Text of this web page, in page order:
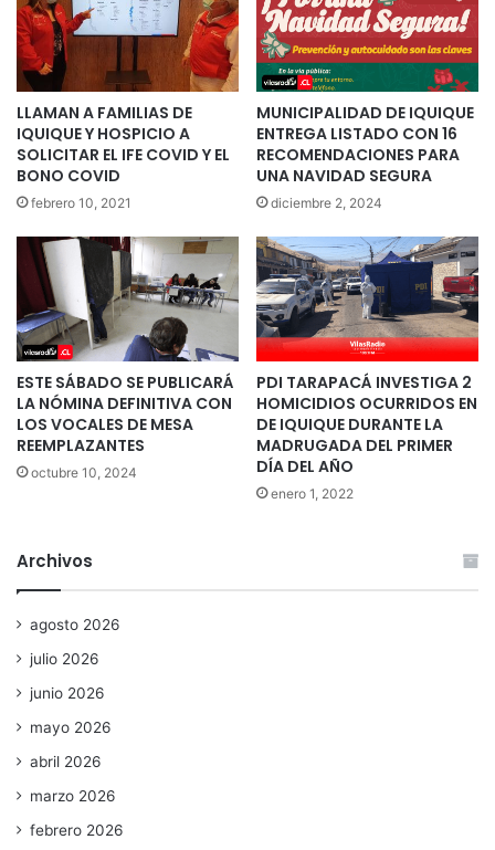
LLAMAN A FAMILIAS DE
IQUIQUE Y HOSPICIO A
SOLICITAR EL IFE COVID Y EL
BONO COVID
febrero 10, 2021
MUNICIPALIDAD DE IQUIQUE
ENTREGA LISTADO CON 16
RECOMENDACIONES PARA
UNA NAVIDAD SEGURA
diciembre 2, 2024
ESTE SÁBADO SE PUBLICARÁ
LA NÓMINA DEFINITIVA CON
LOS VOCALES DE MESA
REEMPLAZANTES
octubre 10, 2024
PDI TARAPACÁ INVESTIGA 2
HOMICIDIOS OCURRIDOS EN
DE IQUIQUE DURANTE LA
MADRUGADA DEL PRIMER
DÍA DEL AÑO
enero 1, 2022
Archivos
agosto 2026
julio 2026
junio 2026
mayo 2026
abril 2026
marzo 2026
febrero 2026